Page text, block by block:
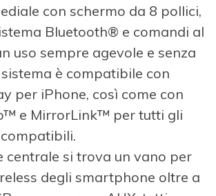
con schermo da 8 pollici,
Bluetooth® e comandi al
uso sempre agevole e senza
è compatibile con
per iPhone, così come con
e MirrorLink™ per tutti gli
centrale si trova un vano per
degli smartphone oltre a